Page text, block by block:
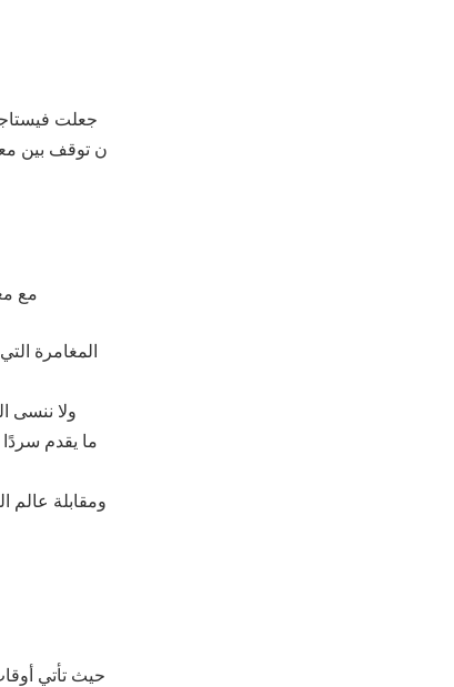
ن توقف بين
” مع
المغامرة
ولا ننسى
ما يقدم
ومقابلة عالم
حيث تأتي